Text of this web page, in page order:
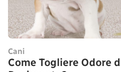
Cani
Come Togliere Odore